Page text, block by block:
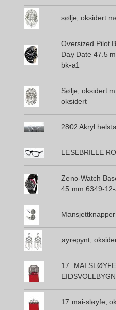
sølje, oksidert
Oversized Pilot
Day Date 47.5
bk-a1
Sølje, oksidert
oksidert
2802 Akryl
LESEBRILLE
Zeno-Watch
45 mm 6349-
øyrepynt,
17. MAI SLØYFE
17.mai-sløyfe,